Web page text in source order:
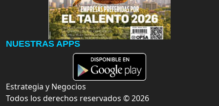
NUESTRAS APPS
Estrategia y Negocios
Todos los derechos reservados ©2026